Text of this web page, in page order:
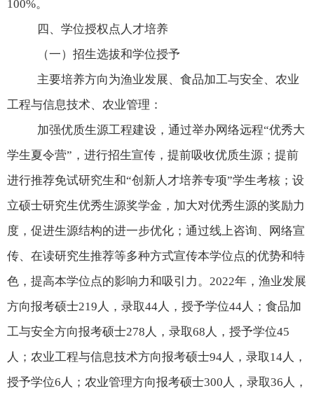
100%。
四、学位授权点人才培养
（一）招生选拔和学位授予
主要培养方向为渔业发展、食品加工与安全、农业
工程与信息技术、农业管理：
加强优质生源工程建设，通过举办网络远程“优秀大
学生夏令营” ，进行招生宣传，提前吸收优质生源；提前
进行推荐免试研究生和“创新人才培养专项”学生考核；设
立硕士研究生优秀生源奖学金，加大对优秀生源的奖励力
度，促进生源结构的进一步优化；通过线上咨询、网络宣
传、在读研究生推荐等多种方式宣传本学位点的优势和特
色，提高本学位点的影响力和吸引力。 2022年，渔业发展
方向报考硕士219 人，录取44 人，授予学位44 人；食品加
工与安全方向报考硕士278 人，录取68 人，授予学位45
人；农业工程与信息技术方向报考硕士94 人，录取14 人，
授予学位6 人；农业管理方向报考硕士300 人，录取36 人，